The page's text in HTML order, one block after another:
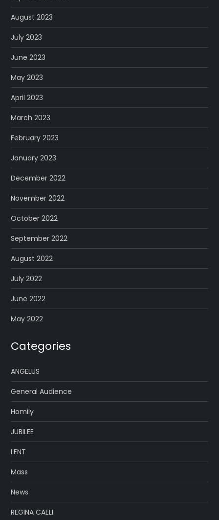
August 2023
July 2023
June 2023
May 2023
April 2023
March 2023
February 2023
January 2023
December 2022
November 2022
October 2022
September 2022
August 2022
July 2022
June 2022
May 2022
Categories
ANGELUS
General Audience
Homily
JUBILEE
LENT
Mass
News
REGINA CAELI